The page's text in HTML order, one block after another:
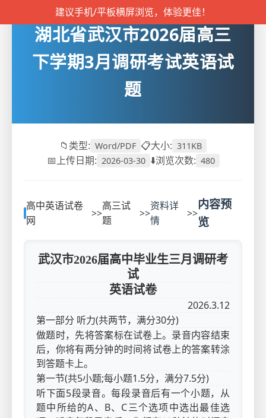
建议手机/平板横屏浏览，体验更佳！
湖北省武汉市2026届高三
下学期3月调研考试英语试
题
📁类型: Word/PDF 📋大小: 311KB
📅上传日期: 2026-03-30 ⬇️浏览次数: 480
高中英语试卷
网
>>
高三试
题
>>
资料详
情
>>
内容预
览
武汉市2026届高中毕业生三月调研考
试
英语试卷
2026.3.12
第一部分 听力(共两节，满分30分)
做题时，先将答案标在试卷上。录音内容结束
后，你将有两分钟的时间将试卷上的答案转涂
到答题卡上。
第一节(共5小题;每小题1.5分，满分7.5分)
听下面5段录音。每段录音后有一个小题，从
题中所给的A、B、C三个选项中选出最佳选